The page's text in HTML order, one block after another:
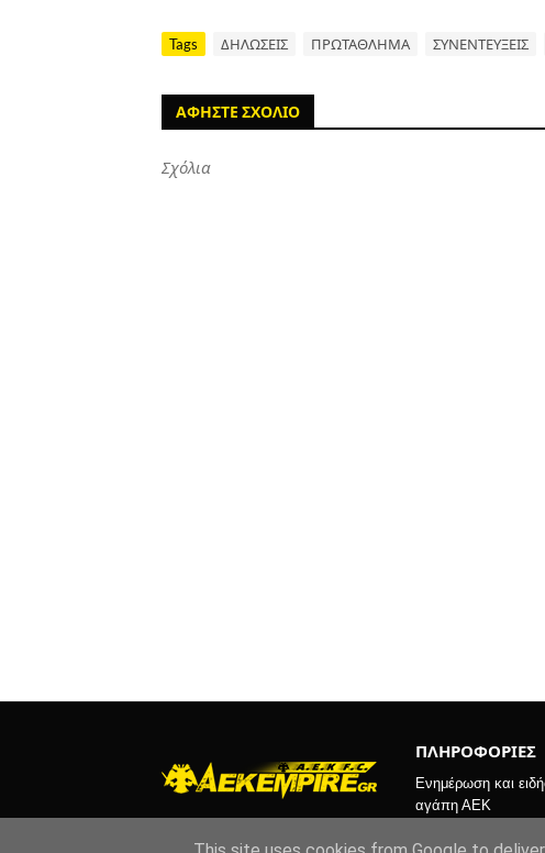
Tags ΔΗΛΩΣΕΙΣ ΠΡΩΤΑΘΛΗΜΑ ΣΥΝΕΝΤΕΥΞΕΙΣ
ΑΦΗΣΤΕ ΣΧΟΛΙΟ
Σχόλια
ΠΛΗΡΟΦΟΡΙΕΣ
Ενημέρωση και
αγάπη ΑΕΚ